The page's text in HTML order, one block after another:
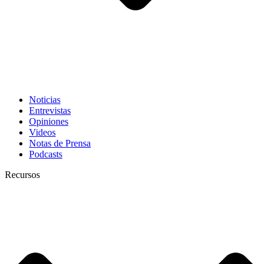
Noticias
Entrevistas
Opiniones
Videos
Notas de Prensa
Podcasts
Recursos